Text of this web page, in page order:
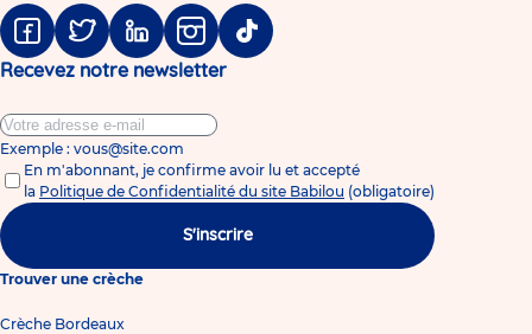
Facebook
TwitterLinkedinInstagram
Tiktok
Recevez notre newsletter
Exemple : vous@site.com
En m'abonnant, je confirme avoir lu et accepté
la Politique de Confidentialité du site Babilou (obligatoire)
S'inscrire
Trouver une crèche
Crèche Bordeaux